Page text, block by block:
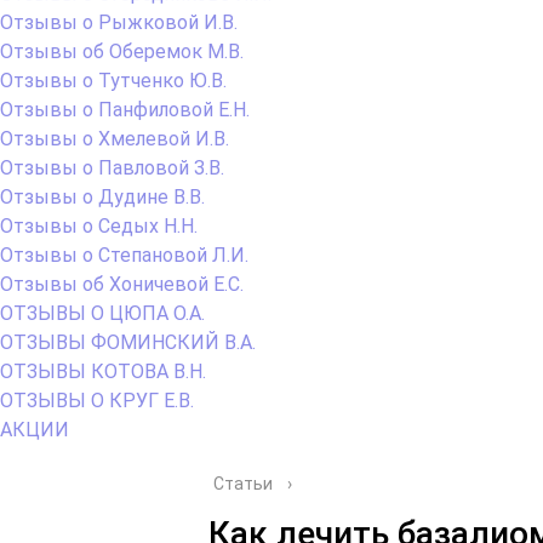
Отзывы о Рыжковой И.В.
Отзывы об Оберемок М.В.
Отзывы о Тутченко Ю.В.
Отзывы о Панфиловой Е.Н.
Отзывы о Хмелевой И.В.
Отзывы о Павловой З.В.
Отзывы о Дудине В.В.
Отзывы о Седых Н.Н.
Отзывы о Степановой Л.И.
Отзывы об Хоничевой Е.С.
ОТЗЫВЫ О ЦЮПА О.А.
ОТЗЫВЫ ФОМИНСКИЙ В.А.
ОТЗЫВЫ КОТОВА В.Н.
ОТЗЫВЫ О КРУГ Е.В.
АКЦИИ
Статьи ›
Как лечить